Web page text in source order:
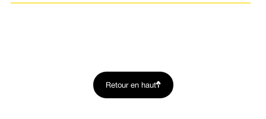
Retour en haut